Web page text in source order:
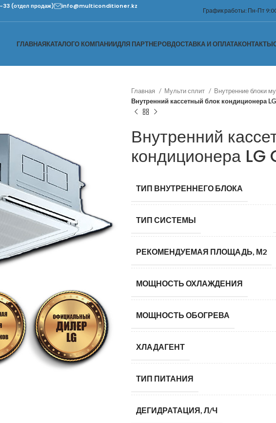
(отдел продаж) info@multiconditioner.kz
График работы: Пн-Пт
ГЛАВНАЯКАТАЛОГО КОМПАНИИДЛЯ ПАРТНЕРОВДОСТАВКА И ОПЛАТАКОНТАКТЫ
Главная Мульти сплит
Внутренние блоки
Внутренний кассетный блок кондиционера
Внутренний
кондиционера LG
ТИП ВНУТРЕННЕГО БЛОКА
ТИП СИСТЕМЫ
РЕКОМЕНДУЕМАЯ ПЛОЩАДЬ, М2
МОЩНОСТЬ ОХЛАЖДЕНИЯ
МОЩНОСТЬ ОБОГРЕВА
ХЛАДАГЕНТ
ТИП ПИТАНИЯ
ДЕГИДРАТАЦИЯ, Л/Ч